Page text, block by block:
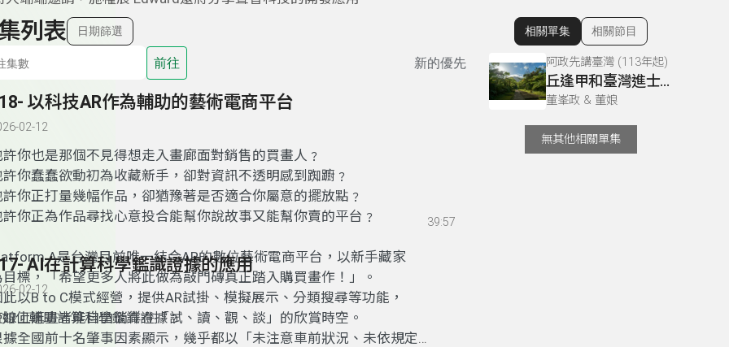
列表 日期篩選
前往 新的優先
以科技AR作為輔助的藝術電商平台
02-12
許你也是那個不見得想走入畫廊面對銷售的買畫人 ﹖
許你蠢蠢欲動初為收藏新手 ， 卻對資訊不透明感到踟躕 ﹖
許你正打量幾幅作品 ， 卻猶豫著是否適合你屬意的擺放點 ﹖
許你正為作品尋找心意投合能幫你說故事又能幫你賣的平台﹖
A是台灣目前唯一結合AR的數位藝術電商平台 ，以新手藏家
目標，「希望更多人將此做為敲門磚真正踏入購買畫作 ！」。
此以B to C模式經營，提供AR試掛 、 模擬展示 、 分類搜尋等功能 ，
線上逛畫者能自由徜徉在「試、讀、觀、談」的欣賞時空。
39:57
AI在計算科學鑑識證據的應用
02-12
如何輔助計算科學鑑識證據﹖
據全國前十名肇事因素顯示，幾乎都以 「未注意車前狀況、未依規定讓
顯示相關單集
相關單集 相關節目
阿政先講臺灣 (113年起)
丘逢甲和臺灣進士03
董峯政 & 董娘
無其他相關單集